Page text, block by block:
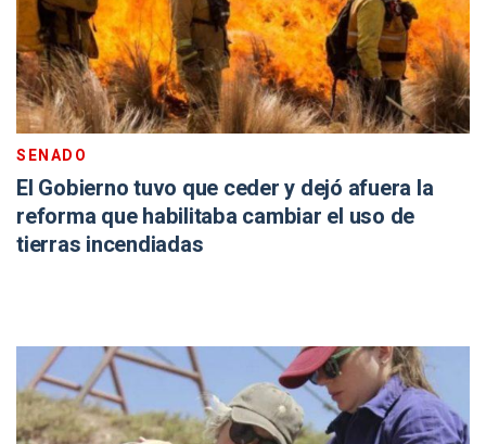
SENADO
El Gobierno tuvo que ceder y dejó afuera la
reforma que habilitaba cambiar el uso de
tierras incendiadas